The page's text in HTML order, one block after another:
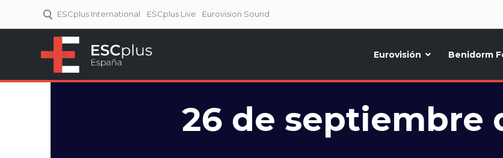
ESCplus International ESCplus Live Eurovision Sound
Eurovisión Benidorm
26 de septiembre